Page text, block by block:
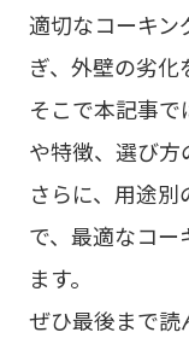
適切なコーキン
ぎ、外壁の劣化
そこで本記事
や特徴、選び方
さらに、用途
で、最適なコー
ます。
ぜひ最後まで読